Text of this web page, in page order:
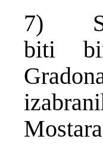
7)
biti